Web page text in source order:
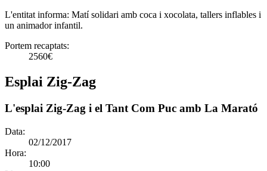
L'entitat informa: Matí solidari amb coca i xocolata, tallers inflables i
un animador infantil.
Portem recaptats:
2560€
Esplai Zig-Zag
L'esplai Zig-Zag i el Tant Com Puc amb La Marató
Data:
02/12/2017
Hora:
10:00